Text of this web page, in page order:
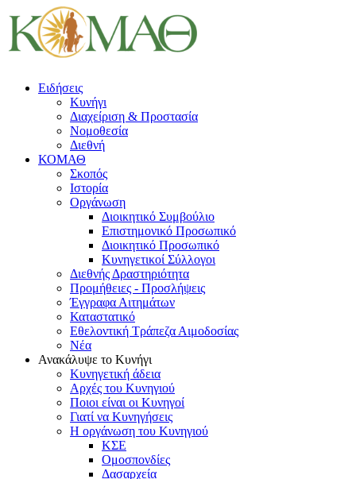
Ειδήσεις
Κυνήγι
Διαχείριση & Προστασία
Νομοθεσία
Διεθνή
ΚΟΜΑΘ
Σκοπός
Ιστορία
Οργάνωση
Διοικητικό Συμβούλιο
Επιστημονικό Προσωπικό
Διοικητικό Προσωπικό
Κυνηγετικοί Σύλλογοι
Διεθνής Δραστηριότητα
Προμήθειες - Προσλήψεις
Έγγραφα Αιτημάτων
Καταστατικό
Εθελοντική Τράπεζα Αιμοδοσίας
Νέα
Ανακάλυψε το Κυνήγι
Κυνηγετική άδεια
Αρχές του Κυνηγιού
Ποιοι είναι οι Κυνηγοί
Γιατί να Κυνηγήσεις
Η οργάνωση του Κυνηγιού
ΚΣΕ
Ομοσπονδίες
Δασαρχεία